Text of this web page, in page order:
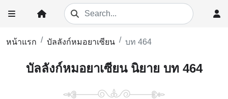
หน้าแรก บัลลังก์หมอยาเซียน บท 464
บัลลังก์หมอยาเซียน นิยาย บท 464